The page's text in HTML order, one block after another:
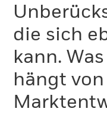
die sich
kann.
hängt